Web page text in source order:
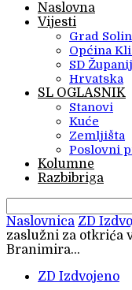
Naslovna
Vijesti
Grad Solin
Općina
SD
Hrvatska
SL OGLASNIK
Stanovi
Kuće
Zemljišta
Poslovni
Kolumne
Razbibriga
Naslovnica ZD
zaslužni za otkrića
Branimira...
ZD Izdvojeno